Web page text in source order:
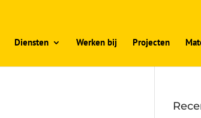
Diensten Werken bij Projecten